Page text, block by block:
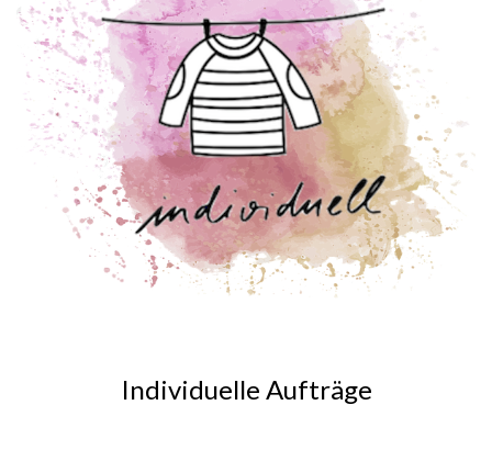
Individuelle Aufträge